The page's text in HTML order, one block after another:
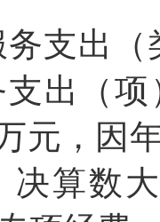
支出
出（
元，因
决算数